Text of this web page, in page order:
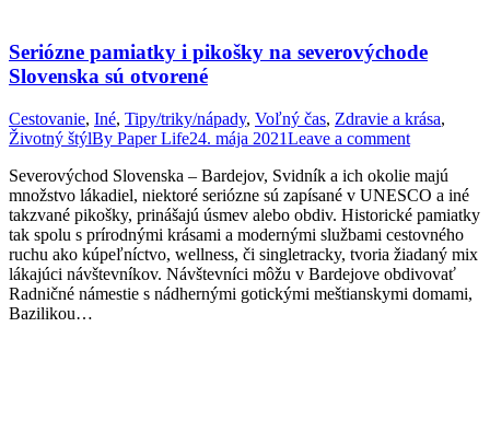
Seriózne pamiatky i pikošky na severovýchode
Slovenska sú otvorené
Cestovanie, Iné, Tipy/triky/nápady, Voľný čas, Zdravie a krása,
Životný štýlBy Paper Life24. mája 2021Leave a comment
Severovýchod Slovenska – Bardejov, Svidník a ich okolie majú
množstvo lákadiel, niektoré seriózne sú zapísané v UNESCO a iné
takzvané pikošky, prinášajú úsmev alebo obdiv. Historické pamiatky
tak spolu s prírodnými krásami a modernými službami cestovného
ruchu ako kúpeľníctvo, wellness, či singletracky, tvoria žiadaný mix
lákajúci návštevníkov. Návštevníci môžu v Bardejove obdivovať
Radničné námestie s nádhernými gotickými meštianskymi domami,
Bazilikou…